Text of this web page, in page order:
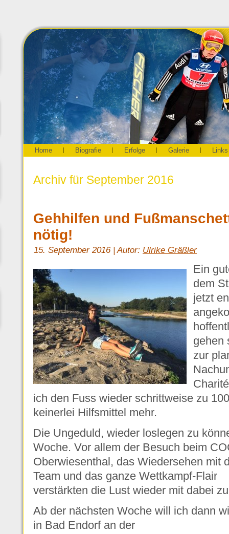
Home Biografie Erfolge Galerie Links
Archiv für September 2016
Gehhilfen und
nötig!
15. September 2016 | Autor: Ulrike Gräßler
Ein
dem
jetzt
gehen
zur
ich den Fuss wieder schrittweise zu
keinerlei Hilfsmittel mehr.
Die Ungeduld, wieder loslegen zu
Woche. Vor allem der Besuch beim
Oberwiesenthal, das Wiedersehen mit
Team und das ganze Wettkampf-Flair
verstärkten die Lust wieder mit dabei
Ab der nächsten Woche will ich dann
in Bad Endorf an der